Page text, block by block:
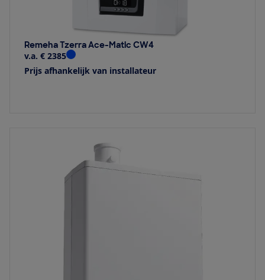
Remeha Tzerra Ace-Matic CW4
v.a. € 2385
Prijs afhankelijk van installateur